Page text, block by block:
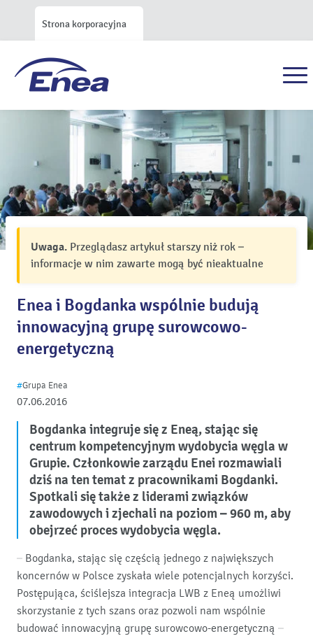
Strona korporacyjna
Uwaga. Przeglądasz artykuł starszy niż rok –
informacje w nim zawarte mogą być nieaktualne
Enea i Bogdanka wspólnie budują
innowacyjną grupę surowcowo-
energetyczną
07.06.2016
#Grupa Enea
Bogdanka integruje się z Eneą, stając się
centrum kompetencyjnym wydobycia węgla w
Grupie. Członkowie zarządu Enei rozmawiali
dziś na ten temat z pracownikami Bogdanki.
Spotkali się także z liderami związków
zawodowych i zjechali na poziom – 960 m, aby
obejrzeć proces wydobycia węgla.
– Bogdanka, stając się częścią jednego z największych
koncernów w Polsce zyskała wiele potencjalnych korzyści.
Postępująca, ściślejsza integracja LWB z Eneą umożliwi
skorzystanie z tych szans oraz pozwoli nam wspólnie
budować innowacyjną grupę surowcowo-energetyczną –